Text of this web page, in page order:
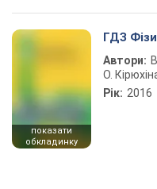
показати
обкладинку
ГДЗ
Автори:
О.
Рік: 2016